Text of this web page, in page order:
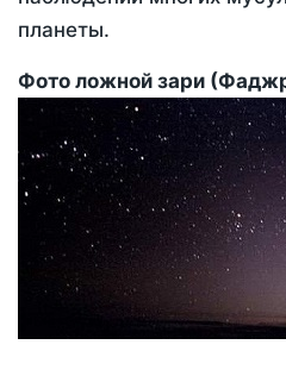
планеты.
Фото ложной зари